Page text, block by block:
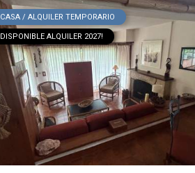
CASA / ALQUILER TEMPORARIO
DISPONIBLE ALQUILER 2027!